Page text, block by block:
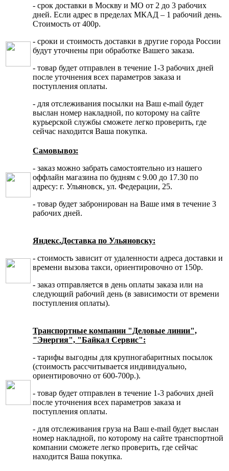
- срок доставки в Москву и МО от 2 до 3 рабочих
дней. Если адрес в пределах МКАД – 1 рабочий день.
Стоимость от 400р.
- сроки и стоимость доставки в другие города России
будут уточнены при обработке Вашего заказа.
- товар будет отправлен в течение 1-3 рабочих дней
после уточнения всех параметров заказа и
поступления оплаты.
- для отслеживания посылки на Ваш e-mail будет
выслан номер накладной, по которому на сайте
курьерской службы сможете легко проверить, где
сейчас находится Ваша покупка.
Самовывоз:
- заказ можно забрать самостоятельно из нашего
оффлайн магазина по будням с 9.00 до 17.30 по
адресу: г. Ульяновск, ул. Федерации, 25.
- товар будет забронирован на Ваше имя в течение 3
рабочих дней.
Яндекс.Доставка по Ульяновску:
- стоимость зависит от удаленности адреса доставки и
времени вызова такси, ориентировочно от 150р.
- заказ отправляется в день оплаты заказа или на
следующий рабочий день (в зависимости от времени
поступления оплаты).
Транспортные компании "Деловые линии",
"Энергия", "Байкал Сервис":
- тарифы выгодны для крупногабаритных посылок
(стоимость рассчитывается индивидуально,
ориентировочно от 600-700р.).
- товар будет отправлен в течение 1-3 рабочих дней
после уточнения всех параметров заказа и
поступления оплаты.
- для отслеживания груза на Ваш e-mail будет выслан
номер накладной, по которому на сайте транспортной
компании сможете легко проверить, где сейчас
находится Ваша покупка.